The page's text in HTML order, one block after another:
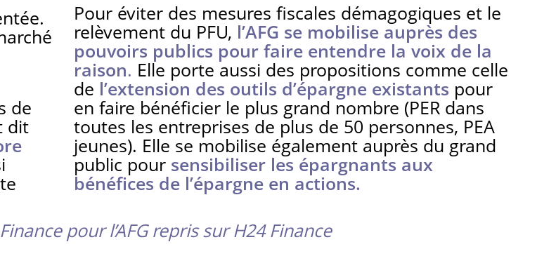
de
dit
Pour éviter des mesures fiscales démagogiques et le
relèvement du PFU, l’AFG se mobilise auprès des
pouvoirs publics pour faire entendre la voix de la
raison. Elle porte aussi des propositions comme celle
de l’extension des outils d’épargne existants pour
en faire bénéficier le plus grand nombre (PER dans
toutes les entreprises de plus de 50 personnes, PEA
jeunes). Elle se mobilise également auprès du grand
public pour sensibiliser les épargnants aux
bénéfices de l’épargne en actions.
pour l’AFG repris sur H24 Finance